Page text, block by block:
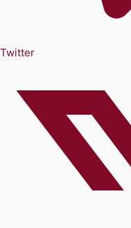
Twitter